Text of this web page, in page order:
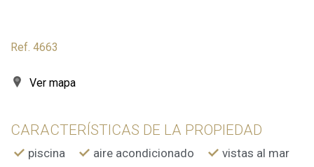
Ref. 4663
Ver mapa
CARACTERÍSTICAS DE LA PROPIEDAD
piscina aire acondicionado
vistas al mar